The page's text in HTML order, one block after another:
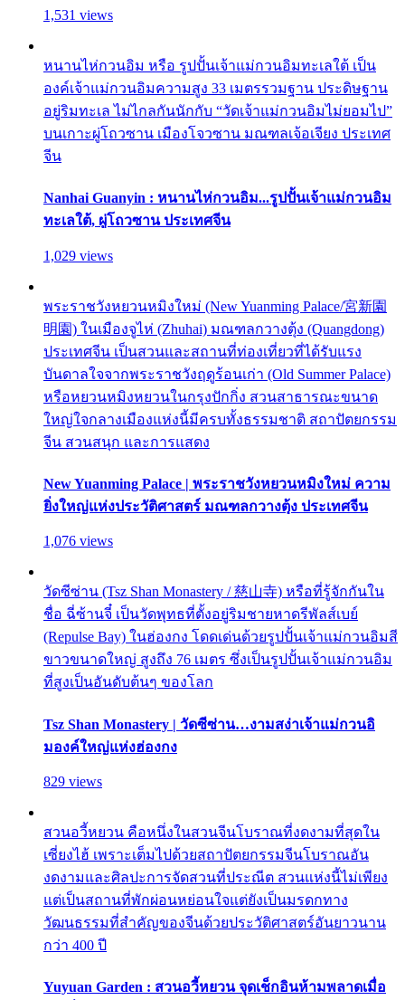
1,531 views
หนานไห่กวนอิม หรือ รูปปั้นเจ้าแม่กวนอิมทะเลใต้ เป็น
องค์เจ้าแม่กวนอิมความสูง 33 เมตรรวมฐาน ประดิษฐาน
อยู่ริมทะเล ไม่ไกลกันนักกับ “วัดเจ้าแม่กวนอิมไม่ยอมไป”
บนเกาะผู่โถวซาน เมืองโจวซาน มณฑลเจ้อเจียง ประเทศ
จีน
Nanhai Guanyin : หนานไห่กวนอิม...รูปปั้นเจ้าแม่กวนอิม
ทะเลใต้, ผู่โถวซาน ประเทศจีน
1,029 views
พระราชวังหยวนหมิงใหม่ (New Yuanming Palace/宮新園
明園) ในเมืองจูไห่ (Zhuhai) มณฑลกวางตุ้ง (Quangdong)
ประเทศจีน เป็นสวนและสถานที่ท่องเที่ยวที่ได้รับแรง
บันดาลใจจากพระราชวังฤดูร้อนเก่า (Old Summer Palace)
หรือหยวนหมิงหยวนในกรุงปักกิ่ง สวนสาธารณะขนาด
ใหญ่ใจกลางเมืองแห่งนี้มีครบทั้งธรรมชาติ สถาปัตยกรรม
จีน สวนสนุก และการแสดง
New Yuanming Palace | พระราชวังหยวนหมิงใหม่ ความ
ยิ่งใหญ่แห่งประวัติศาสตร์ มณฑลกวางตุ้ง ประเทศจีน
1,076 views
วัดซีซ่าน (Tsz Shan Monastery / 慈山寺) หรือที่รู้จักกันใน
ชื่อ ฉี่ซ้านจี๋ เป็นวัดพุทธที่ตั้งอยู่ริมชายหาดรีพัลส์เบย์
(Repulse Bay) ในฮ่องกง โดดเด่นด้วยรูปปั้นเจ้าแม่กวนอิมสี
ขาวขนาดใหญ่ สูงถึง 76 เมตร ซึ่งเป็นรูปปั้นเจ้าแม่กวนอิม
ที่สูงเป็นอันดับต้นๆ ของโลก
Tsz Shan Monastery | วัดซีซ่าน…งามสง่าเจ้าแม่กวนอิ
มองค์ใหญ่แห่งฮ่องกง
829 views
สวนอวี้หยวน คือหนึ่งในสวนจีนโบราณที่งดงามที่สุดใน
เซี่ยงไฮ้ เพราะเต็มไปด้วยสถาปัตยกรรมจีนโบราณอัน
งดงามและศิลปะการจัดสวนที่ประณีต สวนแห่งนี้ไม่เพียง
แต่เป็นสถานที่พักผ่อนหย่อนใจแต่ยังเป็นมรดกทาง
วัฒนธรรมที่สำคัญของจีนด้วยประวัติศาสตร์อันยาวนาน
กว่า 400 ปี
Yuyuan Garden : สวนอวี้หยวน จุดเช็กอินห้ามพลาดเมื่อ